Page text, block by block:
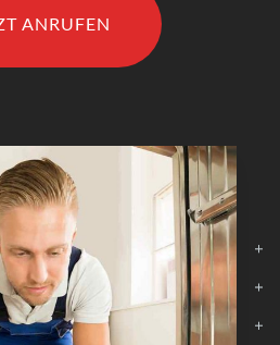
ANRUFEN